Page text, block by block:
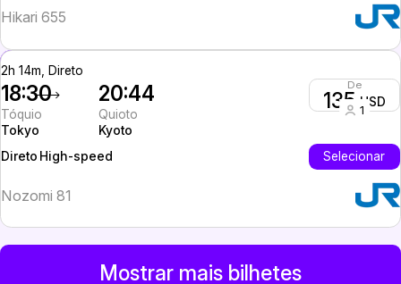
Hikari 655
2h 14m, Direto
18:30
Tóquio
Tokyo
20:44
Quioto
Kyoto
De
135 USD
1
Direto High-speed Selecionar
Nozomi 81
Mostrar mais bilhetes